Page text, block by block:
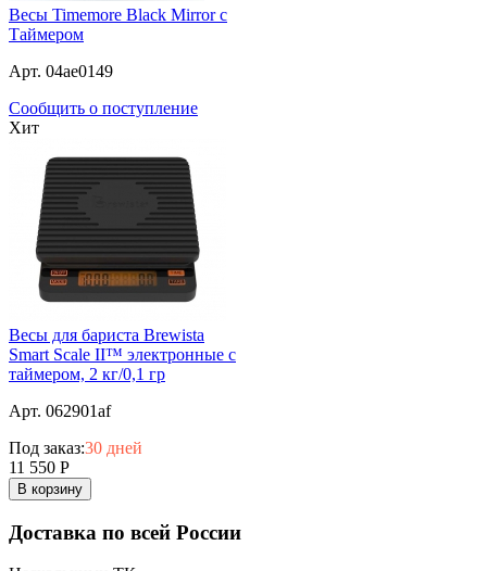
Весы Timemore Black Mirror с
Таймером
Арт. 04ae0149
Сообщить о поступление
Хит
Весы для бариста Brewista
Smart Scale II™ электронные с
таймером, 2 кг/0,1 гр
Арт. 062901af
Под заказ:30 дней
11 550 Р
В корзину
Доставка по всей России